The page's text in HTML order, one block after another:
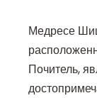
Медресе
Почитель,